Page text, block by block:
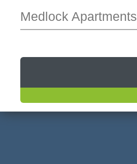
Medlock Apartments